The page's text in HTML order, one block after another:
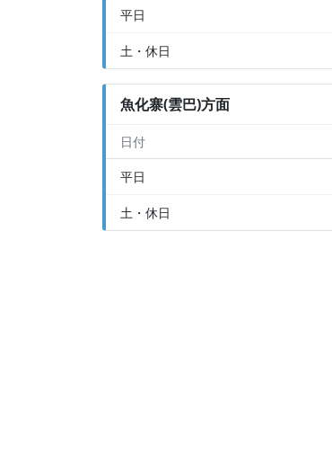
平日
土・休日
魚化寨(雲巴)方面
日付
平日
土・休日